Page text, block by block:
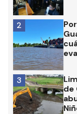
2
de
3